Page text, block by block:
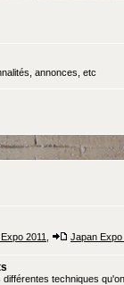
annonces, etc
2011
Japan Expo
techniques